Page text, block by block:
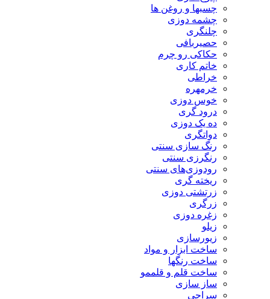
چسبها و روغن ها
چشمه دوزی
چلنگری
حصیربافی
حکاکی رو چرم
خاتم کاری
خراطی
خرمهره
خوس دوزی
درود گری
ده یک دوزی
دواتگری
رنگ سازی سنتی
رنگرزی سنتی
رودوزی‌های سنتی
ریخته گری
زرتشتی دوزی
زرگری
زغره دوزی
زیلو
زیورسازی
ساخت ابزار و مواد
ساخت رنگها
ساخت قلم و قلممو
ساز سازی
سراجی